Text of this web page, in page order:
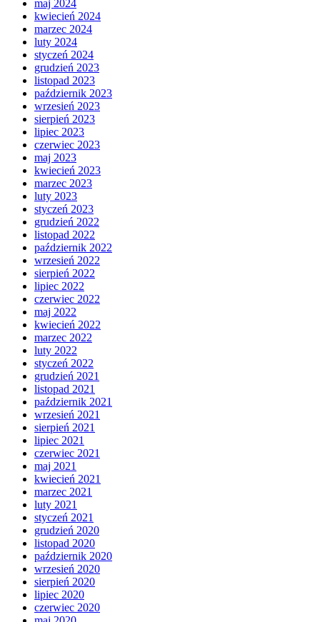
maj 2024
kwiecień 2024
marzec 2024
luty 2024
styczeń 2024
grudzień 2023
listopad 2023
październik 2023
wrzesień 2023
sierpień 2023
lipiec 2023
czerwiec 2023
maj 2023
kwiecień 2023
marzec 2023
luty 2023
styczeń 2023
grudzień 2022
listopad 2022
październik 2022
wrzesień 2022
sierpień 2022
lipiec 2022
czerwiec 2022
maj 2022
kwiecień 2022
marzec 2022
luty 2022
styczeń 2022
grudzień 2021
listopad 2021
październik 2021
wrzesień 2021
sierpień 2021
lipiec 2021
czerwiec 2021
maj 2021
kwiecień 2021
marzec 2021
luty 2021
styczeń 2021
grudzień 2020
listopad 2020
październik 2020
wrzesień 2020
sierpień 2020
lipiec 2020
czerwiec 2020